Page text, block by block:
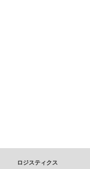
ロジスティクス